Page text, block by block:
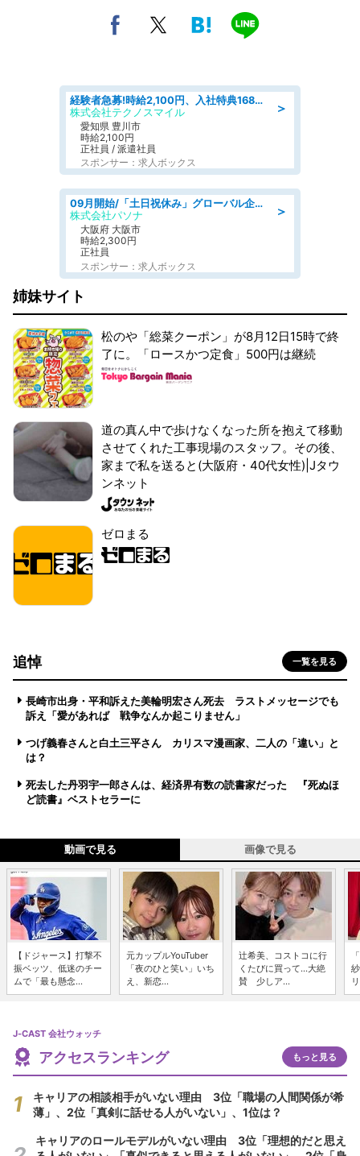
＞
経験者急募!時給2,100円、入社特典168万円の自動車製造業務/トヨタ自動車/tutumi
株式会社テクノスマイル
愛知県 豊川市
時給2,100円
正社員 / 派遣社員
スポンサー：求人ボックス
＞
09月開始/「土日祝休み」グローバル企業での産業保健のお仕事/保健師/高時給/残業なし/服装自由
株式会社パソナ
大阪府 大阪市
時給2,300円
正社員
スポンサー：求人ボックス
姉妹サイト
松のや「総菜クーポン」が8月12日15時で終
了に。「ロースかつ定食」500円は継続
道の真ん中で歩けなくなった所を抱えて移動
させてくれた工事現場のスタッフ。その後、
家まで私を送ると(大阪府・40代女性)|Jタウ
ンネット
ゼロまる
追悼 一覧を見る
長崎市出身・平和訴えた美輪明宏さん死去 ラストメッセージでも
訴え「愛があれば 戦争なんか起こりません」
つげ義春さんと白土三平さん カリスマ漫画家、二人の「違い」と
は？
死去した丹羽宇一郎さんは、経済界有数の読書家だった 『死ぬほ
ど読書』ベストセラーに
動画で見る 画像で見る
【ドジャース】打撃不
振ベッツ、低迷のチー
ムで「最も懸念...
元カップルYouTuber
「夜のひと笑い」いち
え、新恋...
辻希美、コストコに行
くたびに買って...大絶
賛 少しア...
J-CAST 会社ウォッチ
アクセスランキング もっと見る
キャリアの相談相手がいない理由 3位「職場の人間関係が希
薄」、2位「真剣に話せる人がいない」、1位は？
キャリアのロールモデルがいない理由 3位「理想的だと思え